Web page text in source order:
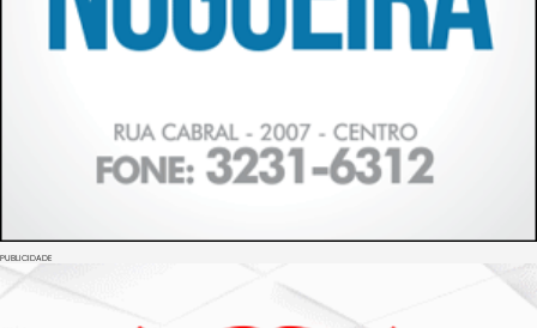
PUBLICIDADE